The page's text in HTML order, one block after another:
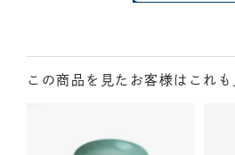
この商品を見たお客様はこれも